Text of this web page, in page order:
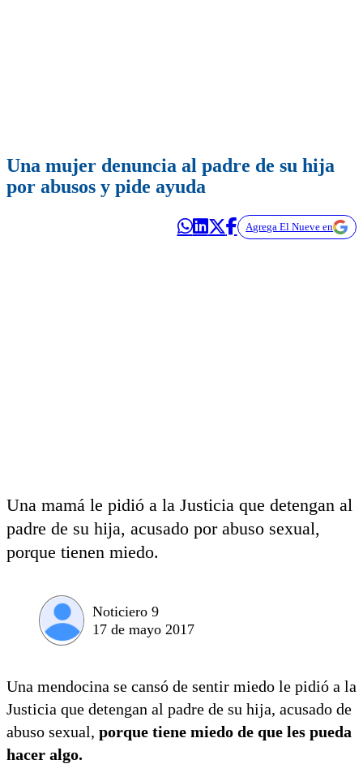
Una mujer denuncia al padre de su hija
por abusos y pide ayuda
Agrega El Nueve en
Una mamá le pidió a la Justicia que detengan al
padre de su hija, acusado por abuso sexual,
porque tienen miedo.
Noticiero 9
17 de mayo 2017
Una mendocina se cansó de sentir miedo le pidió a la
Justicia que detengan al padre de su hija, acusado de
abuso sexual, porque tiene miedo de que les pueda
hacer algo.